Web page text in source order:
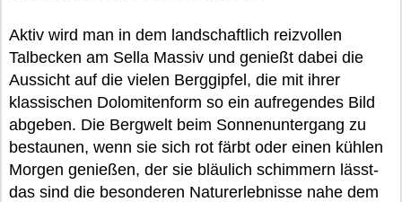
Aktiv wird man in dem landschaftlich reizvollen
Talbecken am Sella Massiv und genießt dabei die
Aussicht auf die vielen Berggipfel, die mit ihrer
klassischen Dolomitenform so ein aufregendes Bild
abgeben. Die Bergwelt beim Sonnenuntergang zu
bestaunen, wenn sie sich rot färbt oder einen kühlen
Morgen genießen, der sie bläulich schimmern lässt-
das sind die besonderen Naturerlebnisse nahe dem